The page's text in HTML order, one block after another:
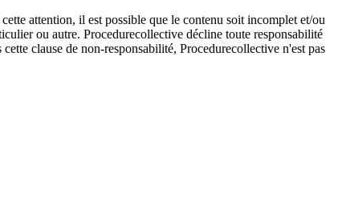
attention, il est possible que le contenu soit incomplet et/ou
ou autre. Procedurecollective décline toute responsabilité
clause de non-responsabilité, Procedurecollective n'est pas